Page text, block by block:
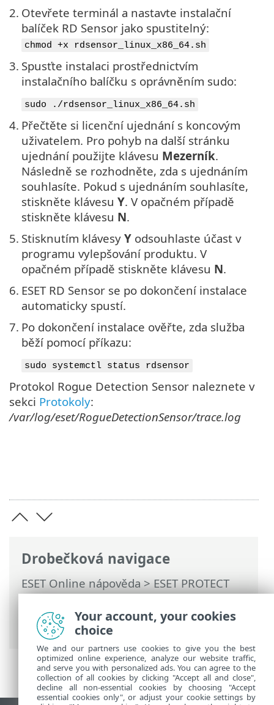
Drobečková navigace
ESET Online nápověda>ESET PROTECT
On-Prem>Instalace>Komponenty
instalované na Linux> Instalace RD
Sensor na Linuxu
2. Otevřete terminál a nastavte instalační
balíček RD Sensor jako spustitelný:
chmod +x rdsensor_linux_x86_64.sh
3. Spusťte instalaci prostřednictvím
instalačního balíčku s oprávněním sudo:
sudo ./rdsensor_linux_x86_64.sh
4. Přečtěte si licenční ujednání s koncovým
uživatelem. Pro pohyb na další stránku
ujednání použijte klávesu Mezerník.
Následně se rozhodněte, zda s ujednáním
souhlasíte. Pokud s ujednáním souhlasíte,
stiskněte klávesu Y. V opačném případě
stiskněte klávesu N.
5. Stisknutím klávesy Y odsouhlaste účast v
programu vylepšování produktu. V
opačném případě stiskněte klávesu N.
6. ESET RD Sensor se po dokončení instalace
automaticky spustí.
7. Po dokončení instalace ověřte, zda služba
běží pomocí příkazu:
sudo systemctl status rdsensor
Protokol Rogue Detection Sensor naleznete v
sekci Protokoly:
/var/log/eset/RogueDetectionSensor/trace.log
Your account, your cookies
choice
We and our partners use cookies to give you the best
optimized online experience, analyze our website traffic,
and serve you with personalized ads. You can agree to the
collection of all cookies by clicking "Accept all and close",
decline all non-essential cookies by choosing "Accept
essential cookies only", or adjust your cookie settings by